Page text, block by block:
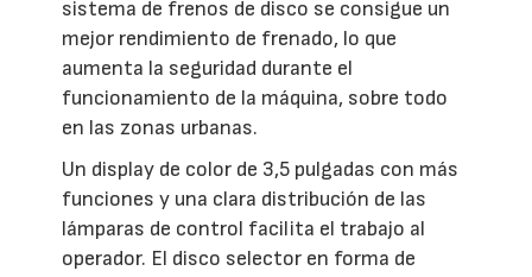
sistema de frenos de disco se consigue un
mejor rendimiento de frenado, lo que
aumenta la seguridad durante el
funcionamiento de la máquina, sobre todo
en las zonas urbanas.
Un display de color de 3,5 pulgadas con más
funciones y una clara distribución de las
lámparas de control facilita el trabajo al
operador. El disco selector en forma de